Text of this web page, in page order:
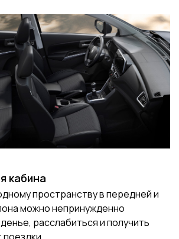
кабина
пространству в передней и
можно непринужденно
расслабиться и получить